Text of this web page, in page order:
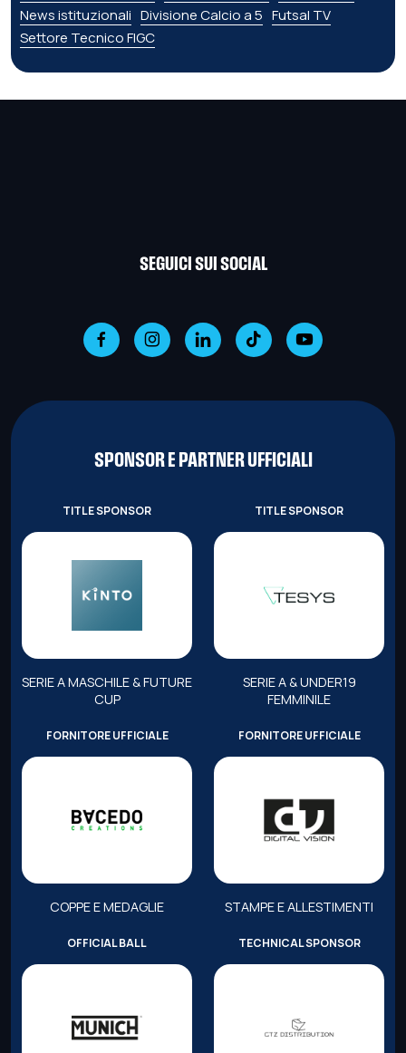
News istituzionali Divisione Calcio a 5 Futsal TV
Settore Tecnico FIGC
SEGUICI SUI SOCIAL
SPONSOR E PARTNER UFFICIALI
TITLE SPONSOR
SERIE A MASCHILE & FUTURE
CUP
TITLE SPONSOR
SERIE A & UNDER19
FEMMINILE
FORNITORE UFFICIALE
COPPE E MEDAGLIE
FORNITORE UFFICIALE
STAMPE E ALLESTIMENTI
OFFICIAL BALL TECHNICAL SPONSOR